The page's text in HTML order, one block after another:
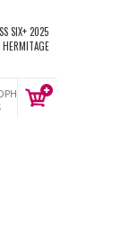
SIX+ 2025